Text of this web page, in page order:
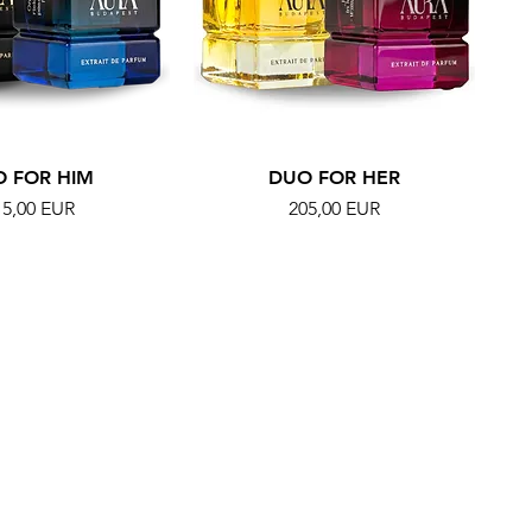
FOR HIM
EUR
DUO FOR HER
Ár
205,00 EUR